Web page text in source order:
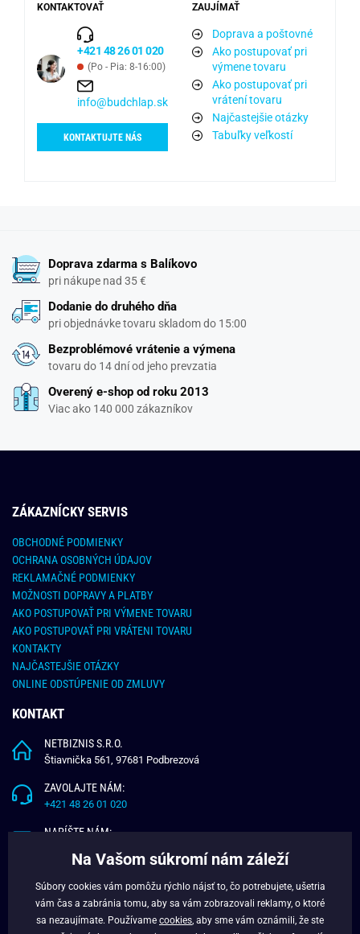
KONTAKTOVAŤ
+421 48 26 01 020
(Po - Pia: 8-16:00)
info@budchlap.sk
KONTAKTUJTE NÁS
ZAUJÍMAŤ
Doprava a poštovné
Ako postupovať pri
výmene tovaru
Ako postupovať pri
vrátení tovaru
Najčastejšie otázky
Tabuľky veľkostí
Doprava zdarma s Balíkovo
pri nákupe nad 35 €
Dodanie do druhého dňa
pri objednávke tovaru skladom do 15:00
Bezproblémové vrátenie a výmena
tovaru do 14 dní od jeho prevzatia
Overený e-shop od roku 2013
Viac ako 140 000 zákazníkov
ZÁKAZNÍCKY SERVIS
OBCHODNÉ PODMIENKY
OCHRANA OSOBNÝCH ÚDAJOV
REKLAMAČNÉ PODMIENKY
MOŽNOSTI DOPRAVY A PLATBY
AKO POSTUPOVAŤ PRI VÝMENE TOVARU
AKO POSTUPOVAŤ PRI VRÁTENI TOVARU
KONTAKTY
NAJČASTEJŠIE OTÁZKY
ONLINE ODSTÚPENIE OD ZMLUVY
KONTAKT
NETBIZNIS S.R.O.
Štiavnička 561, 97681 Podbrezová
ZAVOLAJTE NÁM:
+421 48 26 01 020
NAPÍŠTE NÁM:
O NÁS
VERNOSTNÝ PROGRAM
Na Vašom súkromí nám záleží
Súbory cookies vám pomôžu rýchlo nájsť to, čo potrebujete, ušetria
vám čas a zabránia tomu, aby sa vám zobrazovali reklamy, o ktoré
sa nezaujímate. Používame cookies , aby sme vám oznámili, že ste